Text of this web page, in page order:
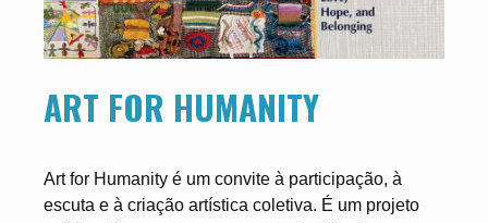
ART FOR HUMANITY
Art for Humanity é um convite à participação, à
escuta e à criação artística coletiva. É um projeto